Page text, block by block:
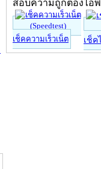
สอบความถูกต้องไอ
เช็คความเร็วเน็ต เช็ค